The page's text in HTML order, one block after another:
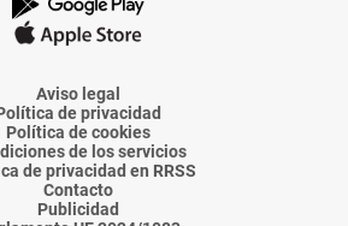
La
Voz
Almería
La
Voz
Almería
La
Voz
Almería
La
Voz
Almería
La
Voz
Aviso legal
de privacidad
Política de cookies
de los servicios
de privacidad en RRSS
Contacto
Publicidad